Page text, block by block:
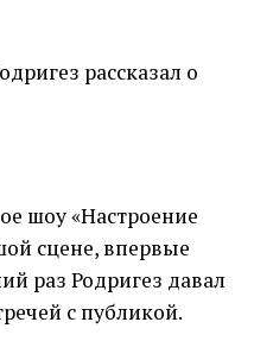
за
что
никто из
шоу «Настроение
сцене, впервые
раз Родригез давал
с публикой.